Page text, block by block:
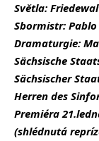
Světla:
Sbormistr: Pablo
Dramaturgie:
Sächsische
Sächsischer
Herren des
Premiéra
(shlédnutá